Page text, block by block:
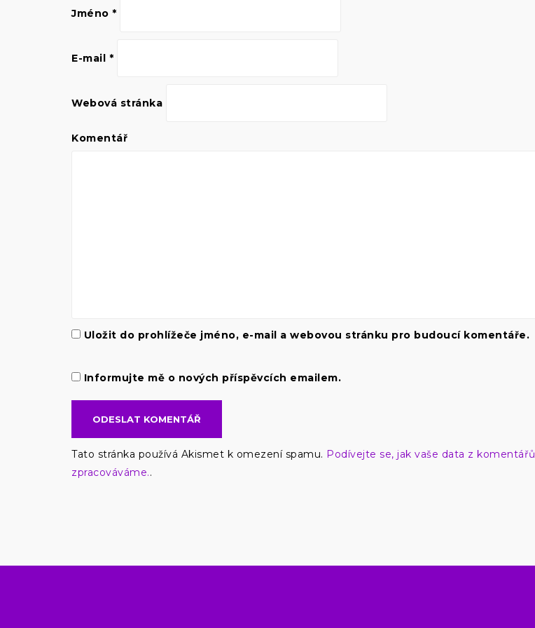
Jméno *
E-mail *
Webová stránka
Komentář
Uložit do prohlížeče jméno, e-mail a webovou stránku pro budoucí komentáře.
Informujte mě o nových příspěvcích emailem.
Tato stránka používá Akismet k omezení spamu. Podívejte se, jak vaše data z komentářů
zpracováváme..